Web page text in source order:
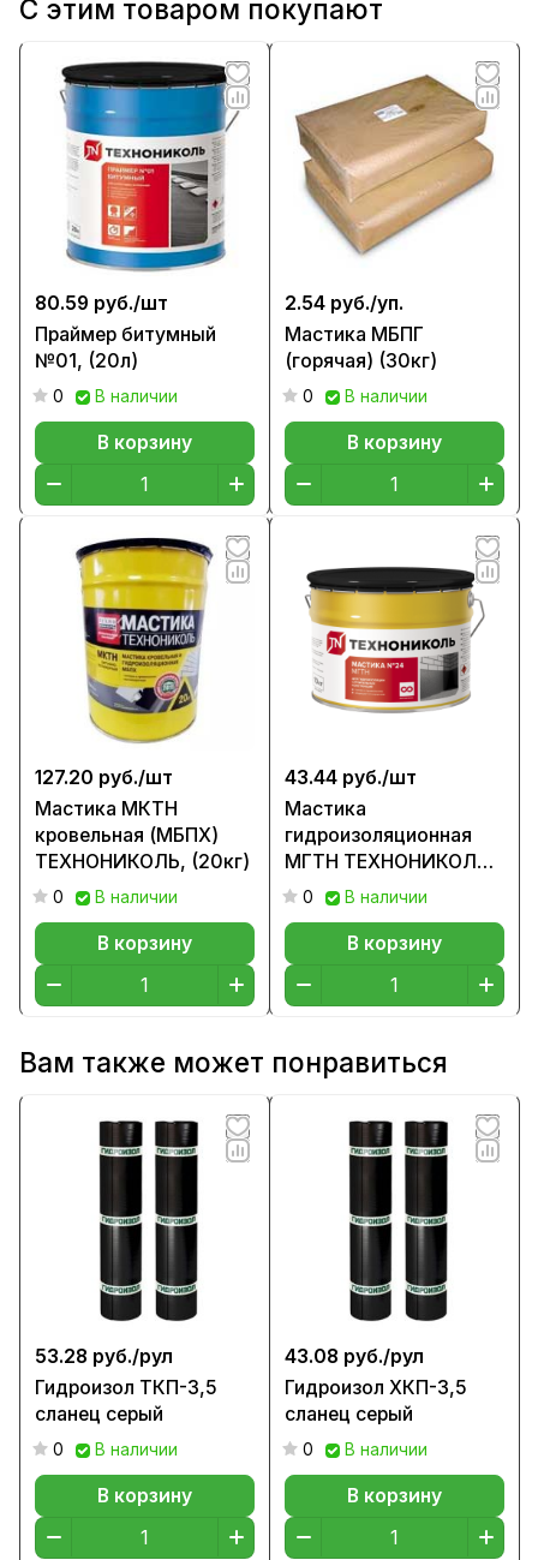
С этим товаром покупают
80.59 руб./шт
Праймер битумный
№01, (20л)
0 В наличии
В корзину
2.54 руб./уп.
Мастика МБПГ
(горячая) (30кг)
0 В наличии
В корзину
127.20 руб./шт
Мастика МКТН
кровельная (МБПХ)
ТЕХНОНИКОЛЬ, (20кг)
0 В наличии
В корзину
43.44 руб./шт
Мастика
гидроизоляционная
МГТН ТЕХНОНИКОЛЬ
№24, (10кг)
0 В наличии
В корзину
Вам также может понравиться
53.28 руб./рул
Гидроизол ТКП-3,5
сланец серый
0 В наличии
В корзину
43.08 руб./рул
Гидроизол ХКП-3,5
сланец серый
0 В наличии
В корзину